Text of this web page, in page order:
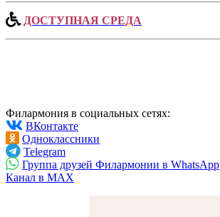
ДОСТУПНАЯ СРЕДА
Филармония в социальных сетях:
ВКонтакте
Одноклассники
Telegram
Группа друзей Филармонии в WhatsApp
Канал в MAX